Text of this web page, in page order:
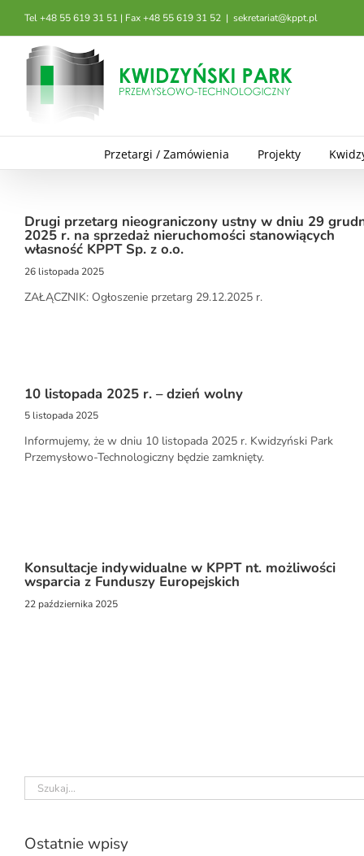
zawartości
Tel +48 55 619 31 51 | Fax +48 55 619 31 52 | sekretariat@kppt.pl
Przetargi / Zamówienia Projekty
Drugi przetarg nieograniczony ustny w dniu 29
2025 r. na sprzedaż nieruchomości stanowiących
własność KPPT Sp. z o.o.
26 listopada 2025
ZAŁĄCZNIK: Ogłoszenie przetarg 29.12.2025 r.
10 listopada 2025 r. – dzień wolny
5 listopada 2025
Informujemy, że w dniu 10 listopada 2025 r. Kwidzyński Park
Przemysłowo-Technologiczny będzie zamknięty.
Konsultacje indywidualne w KPPT nt. możliwości
wsparcia z Funduszy Europejskich
22 października 2025
Szukaj
Ostatnie wpisy